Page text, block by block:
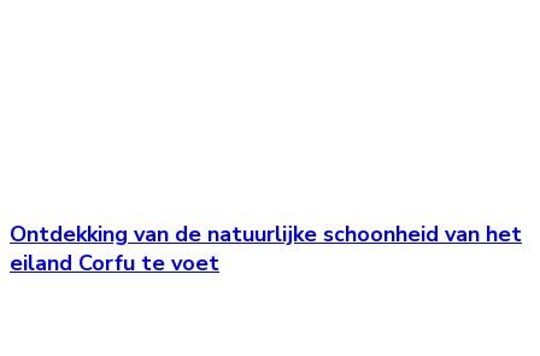
Ontdekking van de natuurlijke schoonheid van het
eiland Corfu te voet